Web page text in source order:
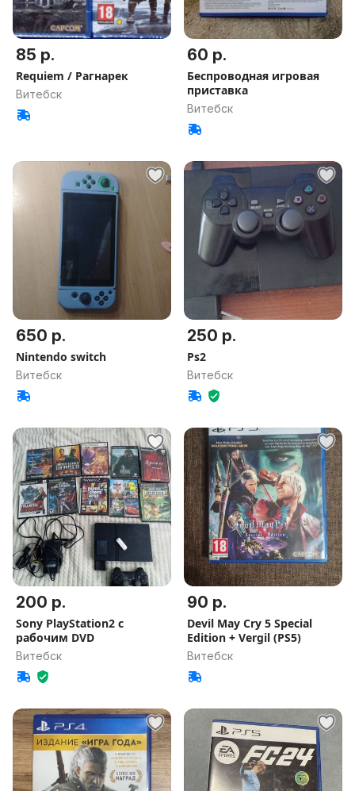
85 р.
Requiem / Рагнарек
Витебск
60 р.
Беспроводная игровая
приставка
Витебск
650 р.
Nintendo switch
Витебск
250 р.
Ps2
Витебск
200 р.
Sony PlayStation2 с
рабочим DVD
Витебск
90 р.
Devil May Cry 5 Special
Edition + Vergil (PS5)
Витебск